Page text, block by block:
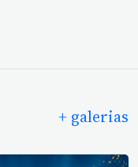
+ galerias